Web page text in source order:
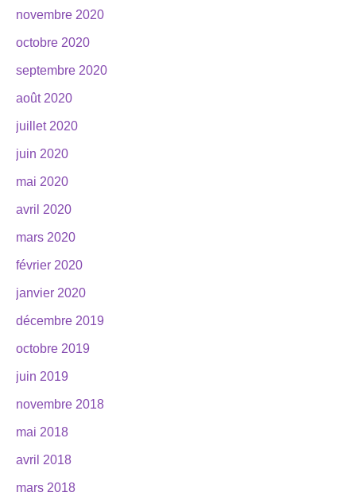
novembre 2020
octobre 2020
septembre 2020
août 2020
juillet 2020
juin 2020
mai 2020
avril 2020
mars 2020
février 2020
janvier 2020
décembre 2019
octobre 2019
juin 2019
novembre 2018
mai 2018
avril 2018
mars 2018